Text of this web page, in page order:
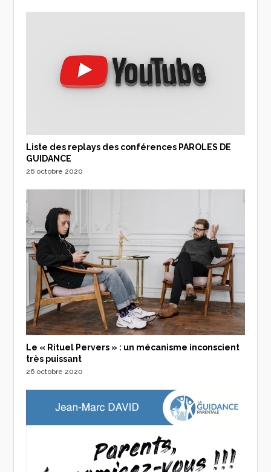
Liste des replays des conférences PAROLES DE
GUIDANCE
26 octobre 2020
Le « Rituel Pervers » : un mécanisme inconscient
très puissant
26 octobre 2020